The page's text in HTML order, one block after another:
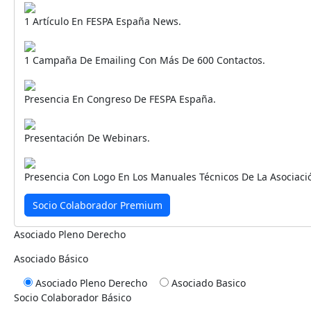
1 Artículo En FESPA España News.
1 Campaña De Emailing Con Más De 600 Contactos.
Presencia En Congreso De FESPA España.
Presentación De Webinars.
Presencia Con Logo En Los Manuales Técnicos De La
Socio Colaborador Premium
Asociado Pleno Derecho
Asociado Básico
Asociado Pleno Derecho
Asociado Basico
Socio Colaborador Básico